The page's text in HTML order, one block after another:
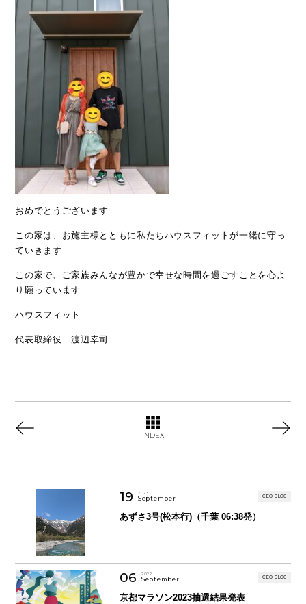
おめでとうございます
この家は、お施主様とともに私たちハウスフィットが一緒に守っ
ていきます
この家で、ご家族みんなが豊かで幸せな時間を過ごすことを心よ
り願っています
ハウスフィット
代表取締役 渡辺幸司
INDEX
19 2023
September CEO BLOG
あずさ3号(松本行)（千葉 06:38発）
06 2022
September CEO BLOG
京都マラソン2023抽選結果発表